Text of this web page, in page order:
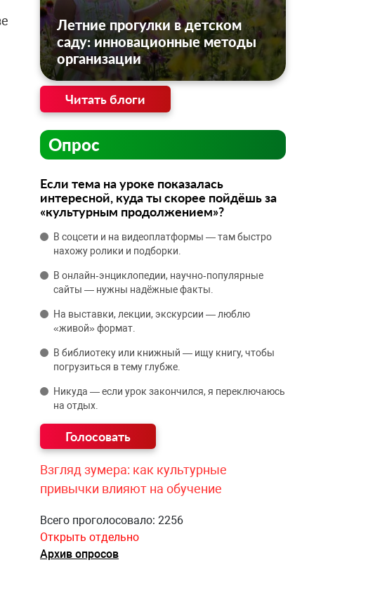
Летние прогулки в детском
саду: инновационные методы
организации
Читать блоги
Опрос
Если тема на уроке показалась
интересной, куда ты скорее пойдёшь за
«культурным продолжением»?
В соцсети и на видеоплатформы — там быстро
нахожу ролики и подборки.
В онлайн‑энциклопедии, научно‑популярные
сайты — нужны надёжные факты.
На выставки, лекции, экскурсии — люблю
«живой» формат.
В библиотеку или книжный — ищу книгу, чтобы
погрузиться в тему глубже.
Никуда — если урок закончился, я переключаюсь
на отдых.
Взгляд зумера: как культурные
привычки влияют на обучение
Всего проголосовало: 2256
Открыть отдельно
Архив опросов